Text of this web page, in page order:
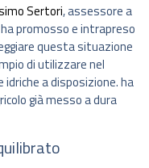
Sertori, assessore a
promosso e intrapreso
questa situazione
di utilizzare nel
a disposizione. ha
già messo a dura